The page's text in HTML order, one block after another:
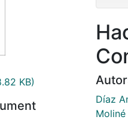
KB)
Díaz